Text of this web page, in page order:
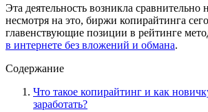
Эта деятельность возникла сравнительно
несмотря на это, биржи копирайтинга
главенствующие позиции в рейтинге
в интернете без вложений и обмана.
Содержание
Что такое копирайтинг и как
заработать?